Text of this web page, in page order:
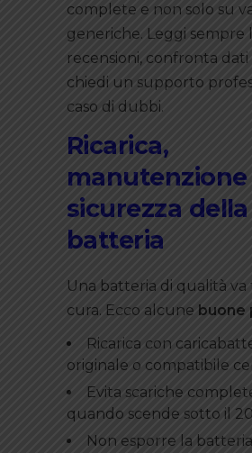
complete e non solo su
generiche. Leggi sempre
recensioni, confronta dati
chiedi un supporto
caso di dubbi.
Ricarica,
manutenzione
sicurezza della
batteria
Una batteria di qualità
cura. Ecco alcune buone
Ricarica con
originale o compatibile
Evita scariche
quando scende sotto il
Non esporre la